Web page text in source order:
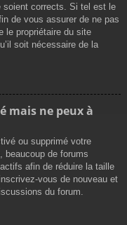
soient corrects. Si tel est le
de vous assurer de ne pas
le propriétaire du site
soit nécessaire de la
mais ne peux à
ou supprimé votre
beaucoup de forums
afin de réduire la taille
vous de nouveau et
du forum.